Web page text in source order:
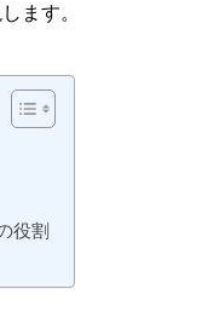
ます。
役割